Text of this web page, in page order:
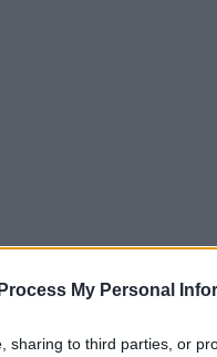
My Personal
sharing to third parties, or